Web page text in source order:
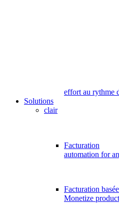
effort au rythme
Solutions
clair
Facturation
automation for
Facturation
Monetize